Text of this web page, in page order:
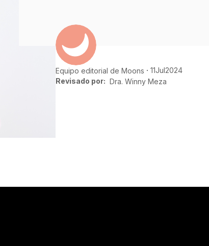
Equipo editorial de Moons 11Jul2024
Revisado por: Dra. Winny Meza